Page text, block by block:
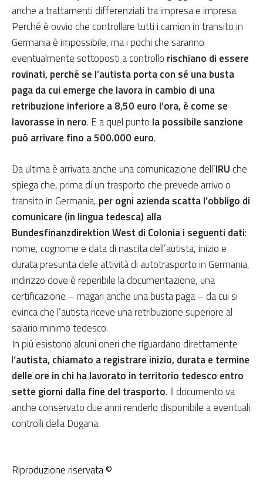
anche a trattamenti differenziati tra impresa e impresa.
Perché è ovvio che controllare tutti i camion in transito in
Germania è impossibile, ma i pochi che saranno
eventualmente sottoposti a controllo rischiano di essere
rovinati, perché se l’autista porta con sé una busta
paga da cui emerge che lavora in cambio di una
retribuzione inferiore a 8,50 euro l’ora, è come se
lavorasse in nero. E a quel punto la possibile sanzione
può arrivare fino a 500.000 euro.
Da ultima è arrivata anche una comunicazione dell’IRU che
spiega che, prima di un trasporto che prevede arrivo o
transito in Germania, per ogni azienda scatta l’obbligo di
comunicare (in lingua tedesca) alla
Bundesfinanzdirektion West di Colonia i seguenti dati:
nome, cognome e data di nascita dell’autista, inizio e
durata presunta delle attività di autotrasporto in Germania,
indirizzo dove è reperibile la documentazione, una
certificazione – magari anche una busta paga – da cui si
evinca che l’autista riceve una retribuzione superiore al
salario minimo tedesco.
In più esistono alcuni oneri che riguardano direttamente
l‘autista, chiamato a registrare inizio, durata e termine
delle ore in chi ha lavorato in territorio tedesco entro
sette giorni dalla fine del trasporto. Il documento va
anche conservato due anni renderlo disponibile a eventuali
controlli della Dogana.
Riproduzione riservata ©